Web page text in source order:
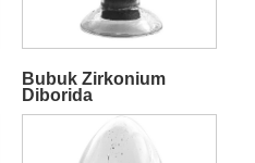
Bubuk Zirkonium
Diborida